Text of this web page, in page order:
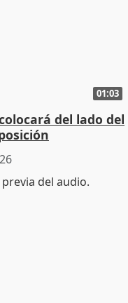
01:03
del lado del